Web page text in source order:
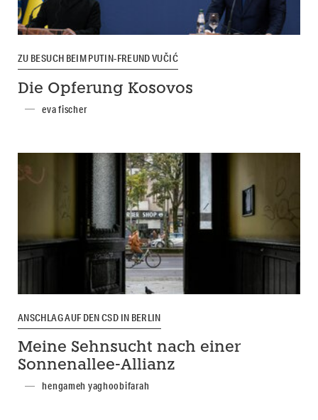
ZU BESUCH BEIM PUTIN-FREUND VUČIĆ
Die Opferung Kosovos
eva fischer
ANSCHLAG AUF DEN CSD IN BERLIN
Meine Sehnsucht nach einer
Sonnenallee-Allianz
hengameh yaghoobifarah